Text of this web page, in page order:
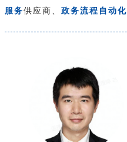
服务供应商、 政务流程自动化